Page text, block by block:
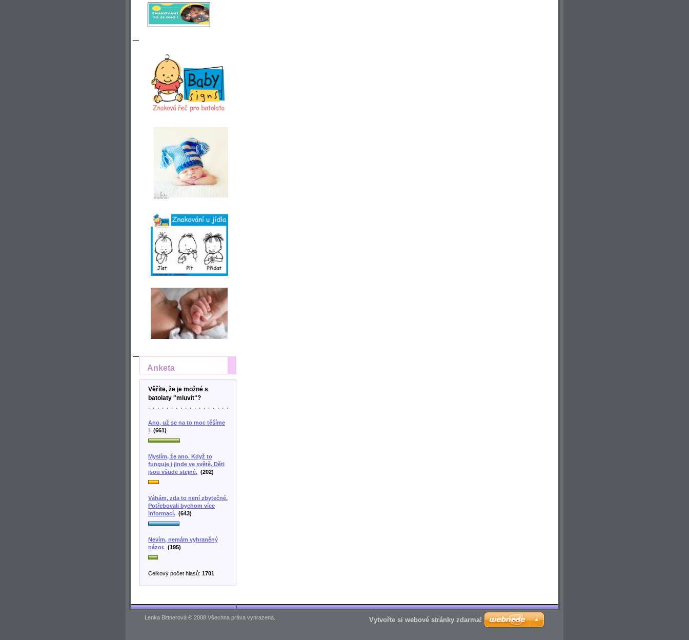
Anketa
Věříte, že je možné s
batolaty "mluvit"?
Ano, už se na to moc těšíme
! (661)
Myslím, že ano. Když to
funguje i jinde ve světě. Děti
jsou všude stejné. (202)
Váhám, zda to není zbytečné.
Potřebovali bychom více
informací. (643)
Nevím, nemám vyhraněný
názor. (195)
Celkový počet hlasů: 1701
Lenka Bittnerová © 2008 Všechna práva vyhrazena. Vytvořte si webové stránky zdarma!